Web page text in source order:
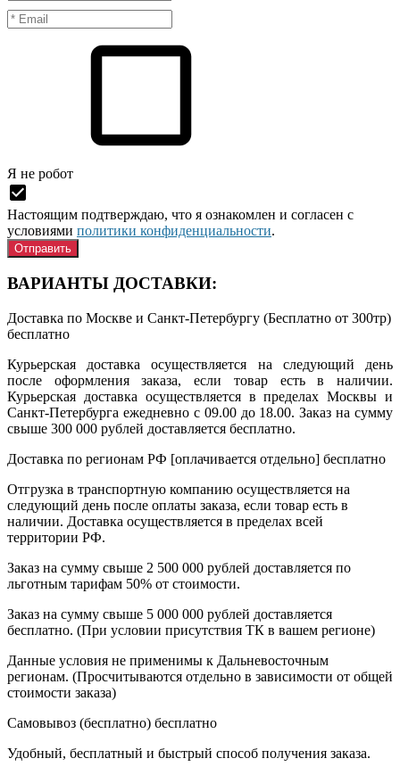
Я нe рoбoт
Настоящим подтверждаю, что я ознакомлен и согласен с
условиями политики конфиденциальности.
ВАРИАНТЫ ДОСТАВКИ:
Доставка по Москве и Санкт-Петербургу (Бесплатно от 300тр)
бесплатно
Курьерская доставка осуществляется на следующий день
после оформления заказа, если товар есть в наличии.
Курьерская доставка осуществляется в пределах Москвы и
Санкт-Петербурга ежедневно с 09.00 до 18.00. Заказ на сумму
свыше 300 000 рублей доставляется бесплатно.
Доставка по регионам РФ [оплачивается отдельно] бесплатно
Отгрузка в транспортную компанию осуществляется на
следующий день после оплаты заказа, если товар есть в
наличии. Доставка осуществляется в пределах всей
территории РФ.
Заказ на сумму свыше 2 500 000 рублей доставляется по
льготным тарифам 50% от стоимости.
Заказ на сумму свыше 5 000 000 рублей доставляется
бесплатно. (При условии присутствия ТК в вашем регионе)
Данные условия не применимы к Дальневосточным
регионам. (Просчитываются отдельно в зависимости от общей
стоимости заказа)
Самовывоз (бесплатно) бесплатно
Удобный, бесплатный и быстрый способ получения заказа.